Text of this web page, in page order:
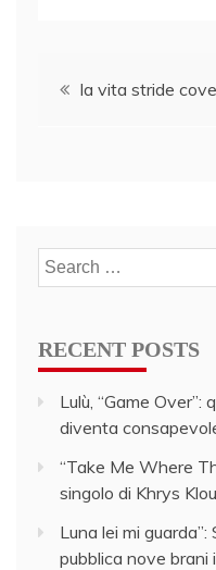
Postla vita stride
Search
for:
RECENT POSTS
Lulù, “Game Over”:
diventa
“Take Me Where
singolo di Khrys
Luna lei mi
pubblica nove brani